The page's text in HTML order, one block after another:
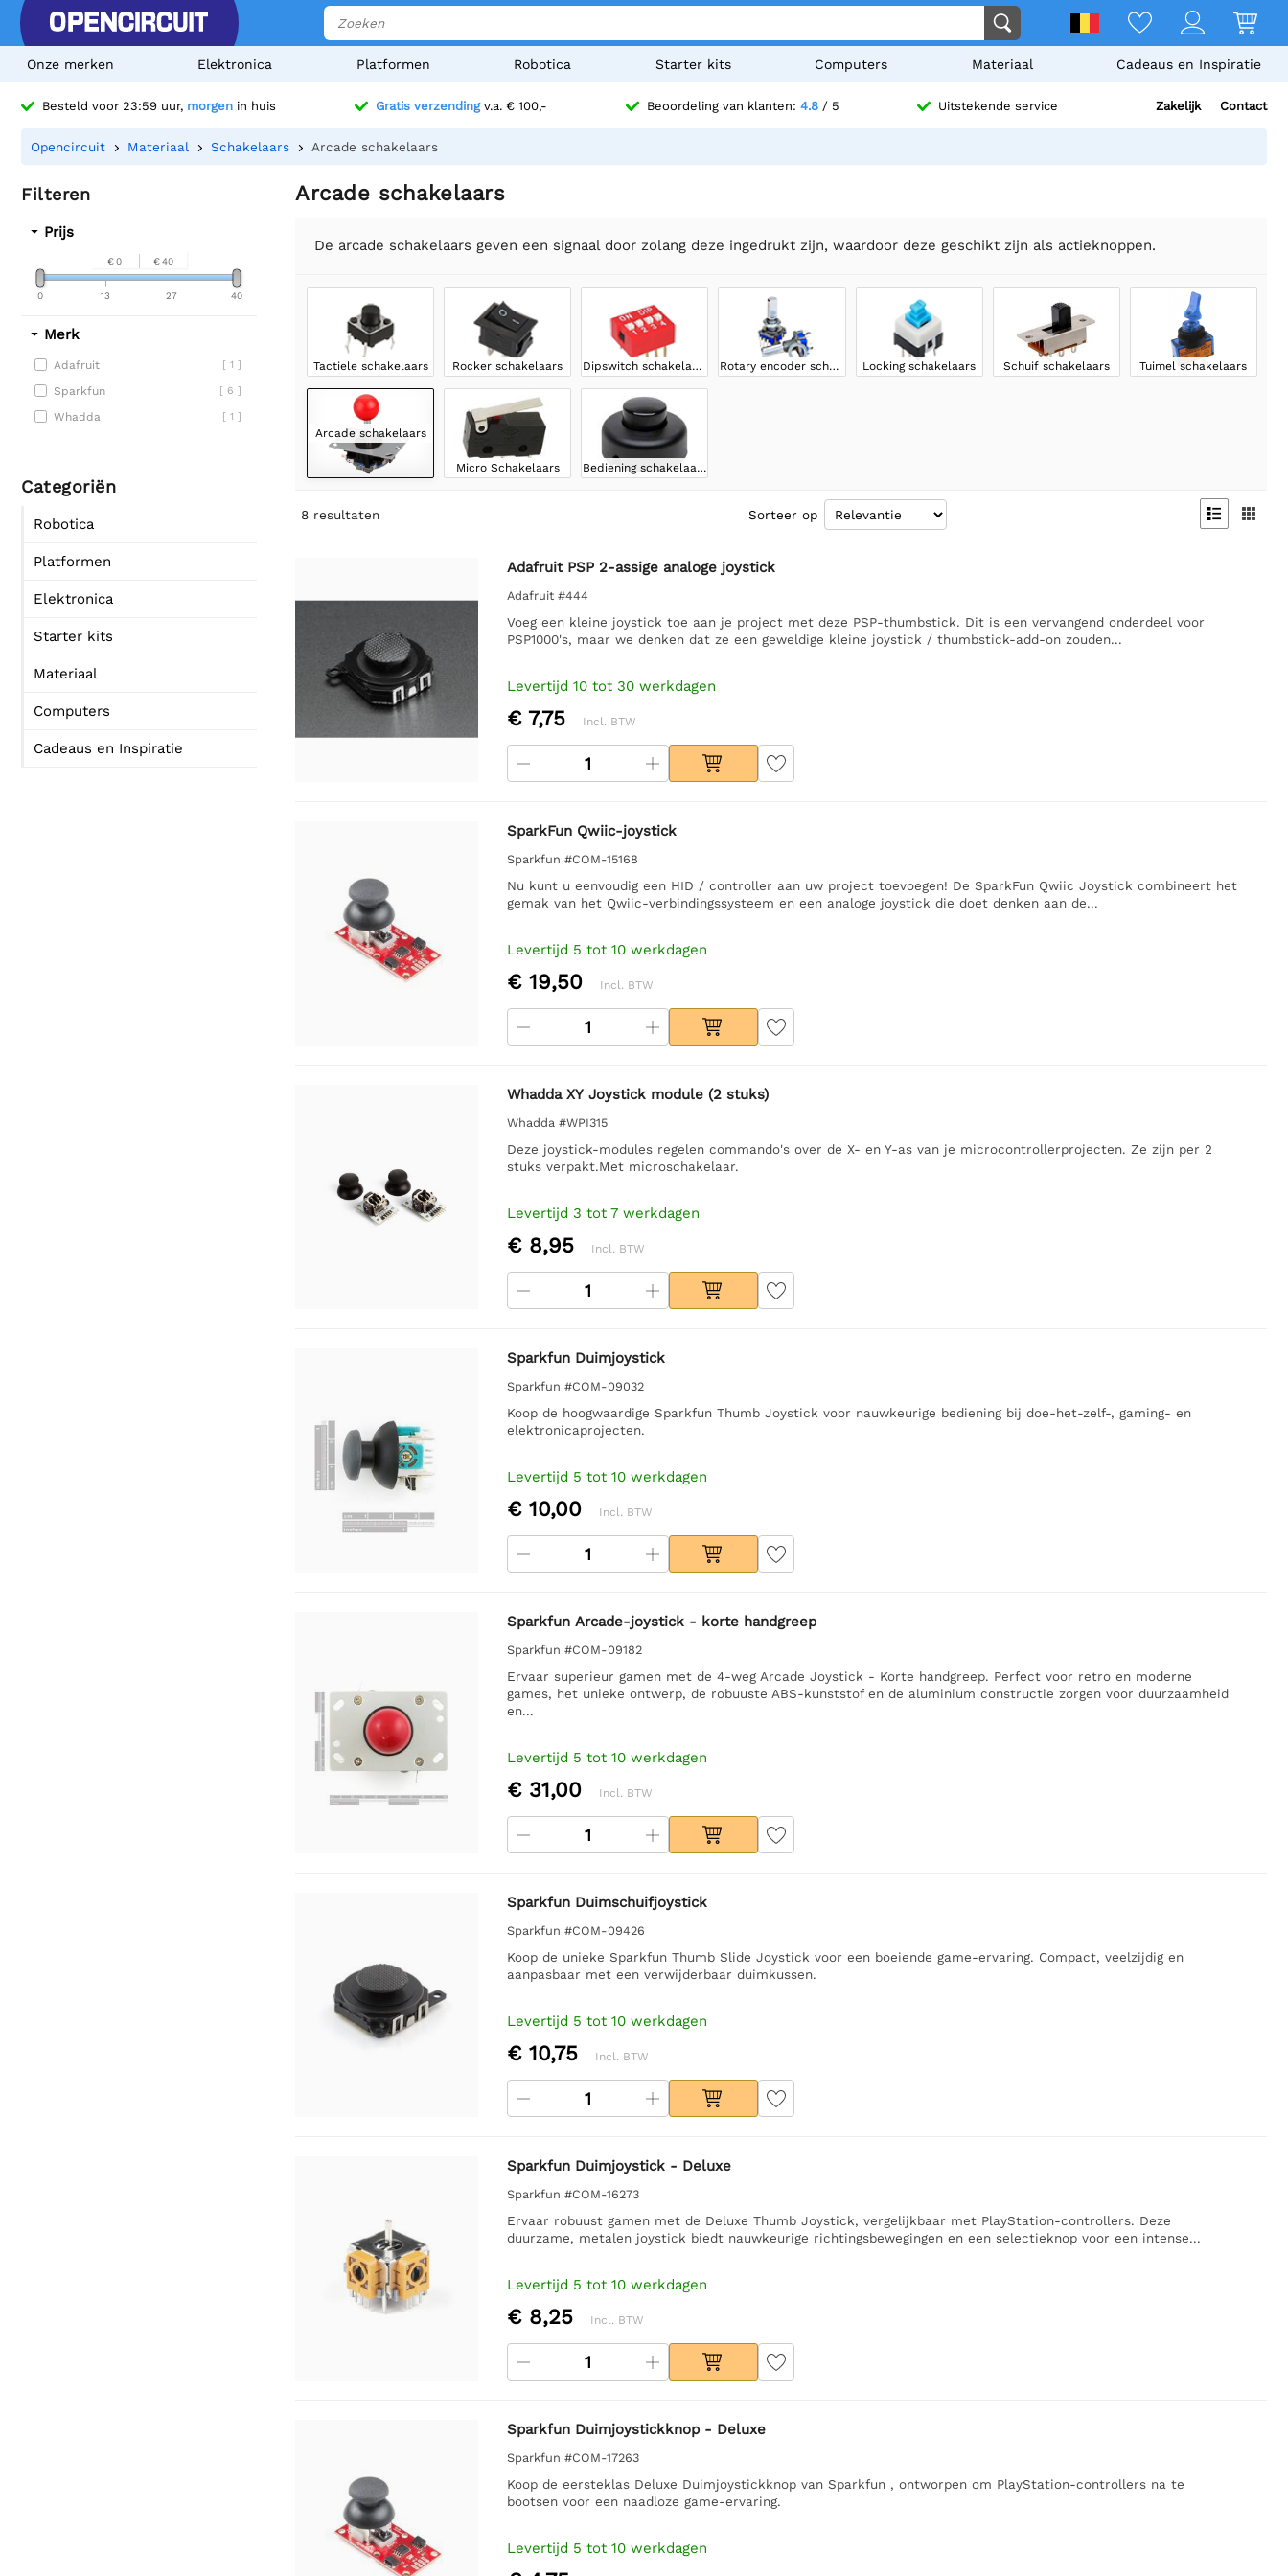
Onze merken Elektronica Platformen Robotica Starter kits Computers Materiaal Cadeaus en Inspiratie
Besteld voor 23:59 uur, morgen in huis Gratis verzendingv.a. € 100,- Beoordeling van klanten: 4.8/ 5 Uitstekende service Zakelijk Contact
Opencircuit Materiaal Schakelaars Arcade schakelaars
Filteren
Prijs
€ 0 € 40
0 40
13 27
Merk
Adafruit [ 1 ]
Sparkfun [ 6 ]
Whadda [ 1 ]
Categoriën
Robotica
Platformen
Elektronica
Starter kits
Materiaal
Computers
Cadeaus en Inspiratie
Arcade schakelaars
De arcade schakelaars geven een signaal door zolang deze ingedrukt zijn, waardoor deze geschikt zijn als actieknoppen.
Tactiele schakelaars Rocker schakelaars Dipswitch schakelaars Rotary encoder schakelaars Locking schakelaars Schuif schakelaars Tuimel schakelaars
Arcade schakelaars
Micro Schakelaars Bediening schakelaars
8 resultaten Sorteer op  
Adafruit PSP 2-assige analoge joystick
Adafruit #444
Voeg een kleine joystick toe aan je project met deze PSP-thumbstick. Dit is een vervangend onderdeel voor
PSP1000's, maar we denken dat ze een geweldige kleine joystick / thumbstick-add-on zouden...
Levertijd 10 tot 30 werkdagen
€ 7,75 Incl. BTW
SparkFun Qwiic-joystick
Sparkfun #COM-15168
Nu kunt u eenvoudig een HID / controller aan uw project toevoegen! De SparkFun Qwiic Joystick combineert het
gemak van het Qwiic-verbindingssysteem en een analoge joystick die doet denken aan de...
Levertijd 5 tot 10 werkdagen
€ 19,50 Incl. BTW
Whadda XY Joystick module (2 stuks)
Whadda #WPI315
Deze joystick-modules regelen commando's over de X- en Y-as van je microcontrollerprojecten. Ze zijn per 2
stuks verpakt.Met microschakelaar.
Levertijd 3 tot 7 werkdagen
€ 8,95 Incl. BTW
Sparkfun Duimjoystick
Sparkfun #COM-09032
Koop de hoogwaardige Sparkfun Thumb Joystick voor nauwkeurige bediening bij doe-het-zelf-, gaming- en
elektronicaprojecten.
Levertijd 5 tot 10 werkdagen
€ 10,00 Incl. BTW
Sparkfun Arcade-joystick - korte handgreep
Sparkfun #COM-09182
Ervaar superieur gamen met de 4-weg Arcade Joystick - Korte handgreep. Perfect voor retro en moderne
games, het unieke ontwerp, de robuuste ABS-kunststof en de aluminium constructie zorgen voor duurzaamheid
en...
Levertijd 5 tot 10 werkdagen
€ 31,00 Incl. BTW
Sparkfun Duimschuifjoystick
Sparkfun #COM-09426
Koop de unieke Sparkfun Thumb Slide Joystick voor een boeiende game-ervaring. Compact, veelzijdig en
aanpasbaar met een verwijderbaar duimkussen.
Levertijd 5 tot 10 werkdagen
€ 10,75 Incl. BTW
Sparkfun Duimjoystick - Deluxe
Sparkfun #COM-16273
Ervaar robuust gamen met de Deluxe Thumb Joystick, vergelijkbaar met PlayStation-controllers. Deze
duurzame, metalen joystick biedt nauwkeurige richtingsbewegingen en een selectieknop voor een intense...
Levertijd 5 tot 10 werkdagen
€ 8,25 Incl. BTW
Sparkfun Duimjoystickknop - Deluxe
Sparkfun #COM-17263
Koop de eersteklas Deluxe Duimjoystickknop van Sparkfun , ontworpen om PlayStation-controllers na te
bootsen voor een naadloze game-ervaring.
Levertijd 5 tot 10 werkdagen